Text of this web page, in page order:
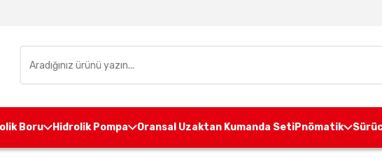
Boru Hidrolik Pompa Oransal Uzaktan Kumanda SetiPnömatik